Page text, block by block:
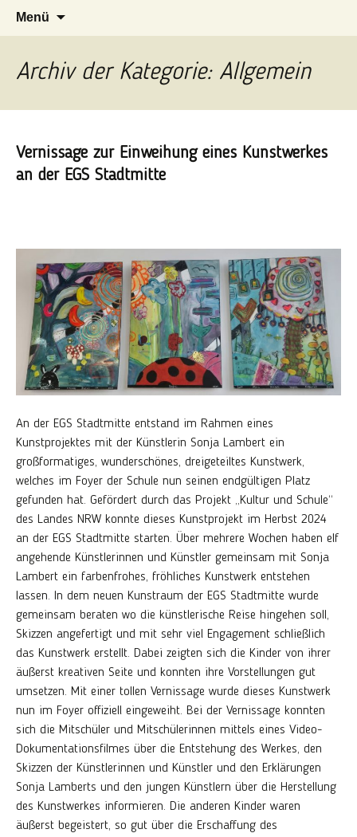
EGS Stadtmitte Eschweiler
Herzlich willkommen auf der Internetseite
der Evangelischen Grundschule Stadtmitte in
Menü
Archiv der Kategorie: Allgemein
Vernissage zur Einweihung eines Kunstwerkes
an der EGS Stadtmitte
An der EGS Stadtmitte entstand im Rahmen eines
Kunstprojektes mit der Künstlerin Sonja Lambert ein
großformatiges, wunderschönes, dreigeteiltes Kunstwerk,
welches im Foyer der Schule nun seinen endgültigen Platz
gefunden hat. Gefördert durch das Projekt „Kultur und Schule“
des Landes NRW konnte dieses Kunstprojekt im Herbst 2024
an der EGS Stadtmitte starten. Über mehrere Wochen haben elf
angehende Künstlerinnen und Künstler gemeinsam mit Sonja
Lambert ein farbenfrohes, fröhliches Kunstwerk entstehen
lassen. In dem neuen Kunstraum der EGS Stadtmitte wurde
gemeinsam beraten wo die künstlerische Reise hingehen soll,
Skizzen angefertigt und mit sehr viel Engagement schließlich
das Kunstwerk erstellt. Dabei zeigten sich die Kinder von ihrer
äußerst kreativen Seite und konnten ihre Vorstellungen gut
umsetzen. Mit einer tollen Vernissage wurde dieses Kunstwerk
nun im Foyer offiziell eingeweiht. Bei der Vernissage konnten
sich die Mitschüler und Mitschülerinnen mittels eines Video-
Dokumentationsfilmes über die Entstehung des Werkes, den
Skizzen der Künstlerinnen und Künstler und den Erklärungen
Sonja Lamberts und den jungen Künstlern über die Herstellung
des Kunstwerkes informieren. Die anderen Kinder waren
äußerst begeistert, so gut über die Erschaffung des